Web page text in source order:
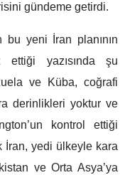
gündeme getirdi.
bu yeni İran planının
ettiği yazısında şu
ve Küba, coğrafi
derinlikleri yoktur ve
kontrol ettiği
İran, yedi ülkeyle kara
ve Orta Asya’ya